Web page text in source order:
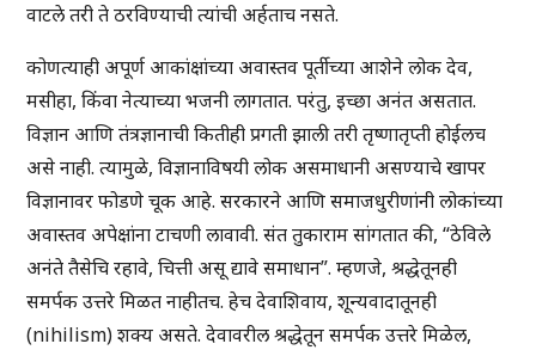
वाटले तरी ते ठरविण्याची त्यांची अर्हताच नसते.
कोणत्याही अपूर्ण आकांक्षांच्या अवास्तव पूर्तीच्या आशेने लोक देव,
मसीहा, किंवा नेत्याच्या भजनी लागतात. परंतु, इच्छा अनंत असतात.
विज्ञान आणि तंत्रज्ञानाची कितीही प्रगती झाली तरी तृष्णातृप्ती होईलच
असे नाही. त्यामुळे, विज्ञानाविषयी लोक असमाधानी असण्याचे खापर
विज्ञानावर फोडणे चूक आहे. सरकारने आणि समाजधुरीणांनी लोकांच्या
अवास्तव अपेक्षांना टाचणी लावावी. संत तुकाराम सांगतात की, “ठेविले
अनंते तैसेचि रहावे, चित्ती असू द्यावे समाधान”. म्हणजे, श्रद्धेतूनही
समर्पक उत्तरे मिळत नाहीतच. हेच देवाशिवाय, शून्यवादातूनही
(nihilism) शक्य असते. देवावरील श्रद्धेतून समर्पक उत्तरे मिळेल,